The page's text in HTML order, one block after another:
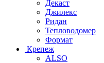
Декаст
Джилекс
Ридан
Тепловодомер
Формат
Крепеж
ALSO